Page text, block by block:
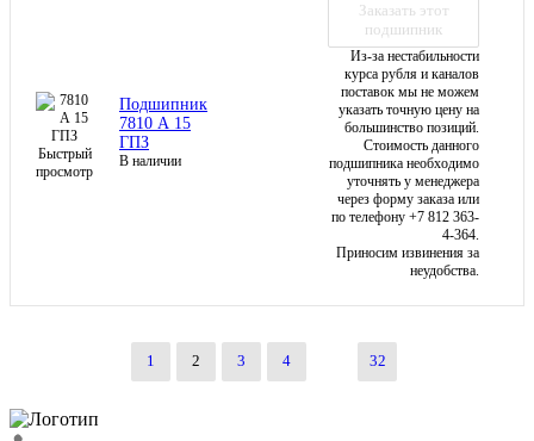
Быстрый
просмотр
Подшипник
7810 А 15
ГПЗ
В наличии
Заказать этот
подшипник
Из-за нестабильности
курса рубля и каналов
поставок мы не можем
указать точную цену на
большинство позиций.
Стоимость данного
подшипника необходимо
уточнять у менеджера
через форму заказа или
по телефону +7 812 363-
4-364.
Приносим извинения за
неудобства.
1 2 3 4 32